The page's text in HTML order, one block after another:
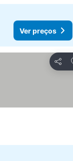
Ver preços